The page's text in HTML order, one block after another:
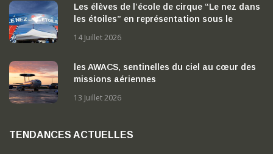
Les élèves de l’école de cirque “Le nez dans
les étoiles” en représentation sous le
14 Juillet 2026
les AWACS, sentinelles du ciel au cœur des
missions aériennes
13 Juillet 2026
TENDANCES ACTUELLES